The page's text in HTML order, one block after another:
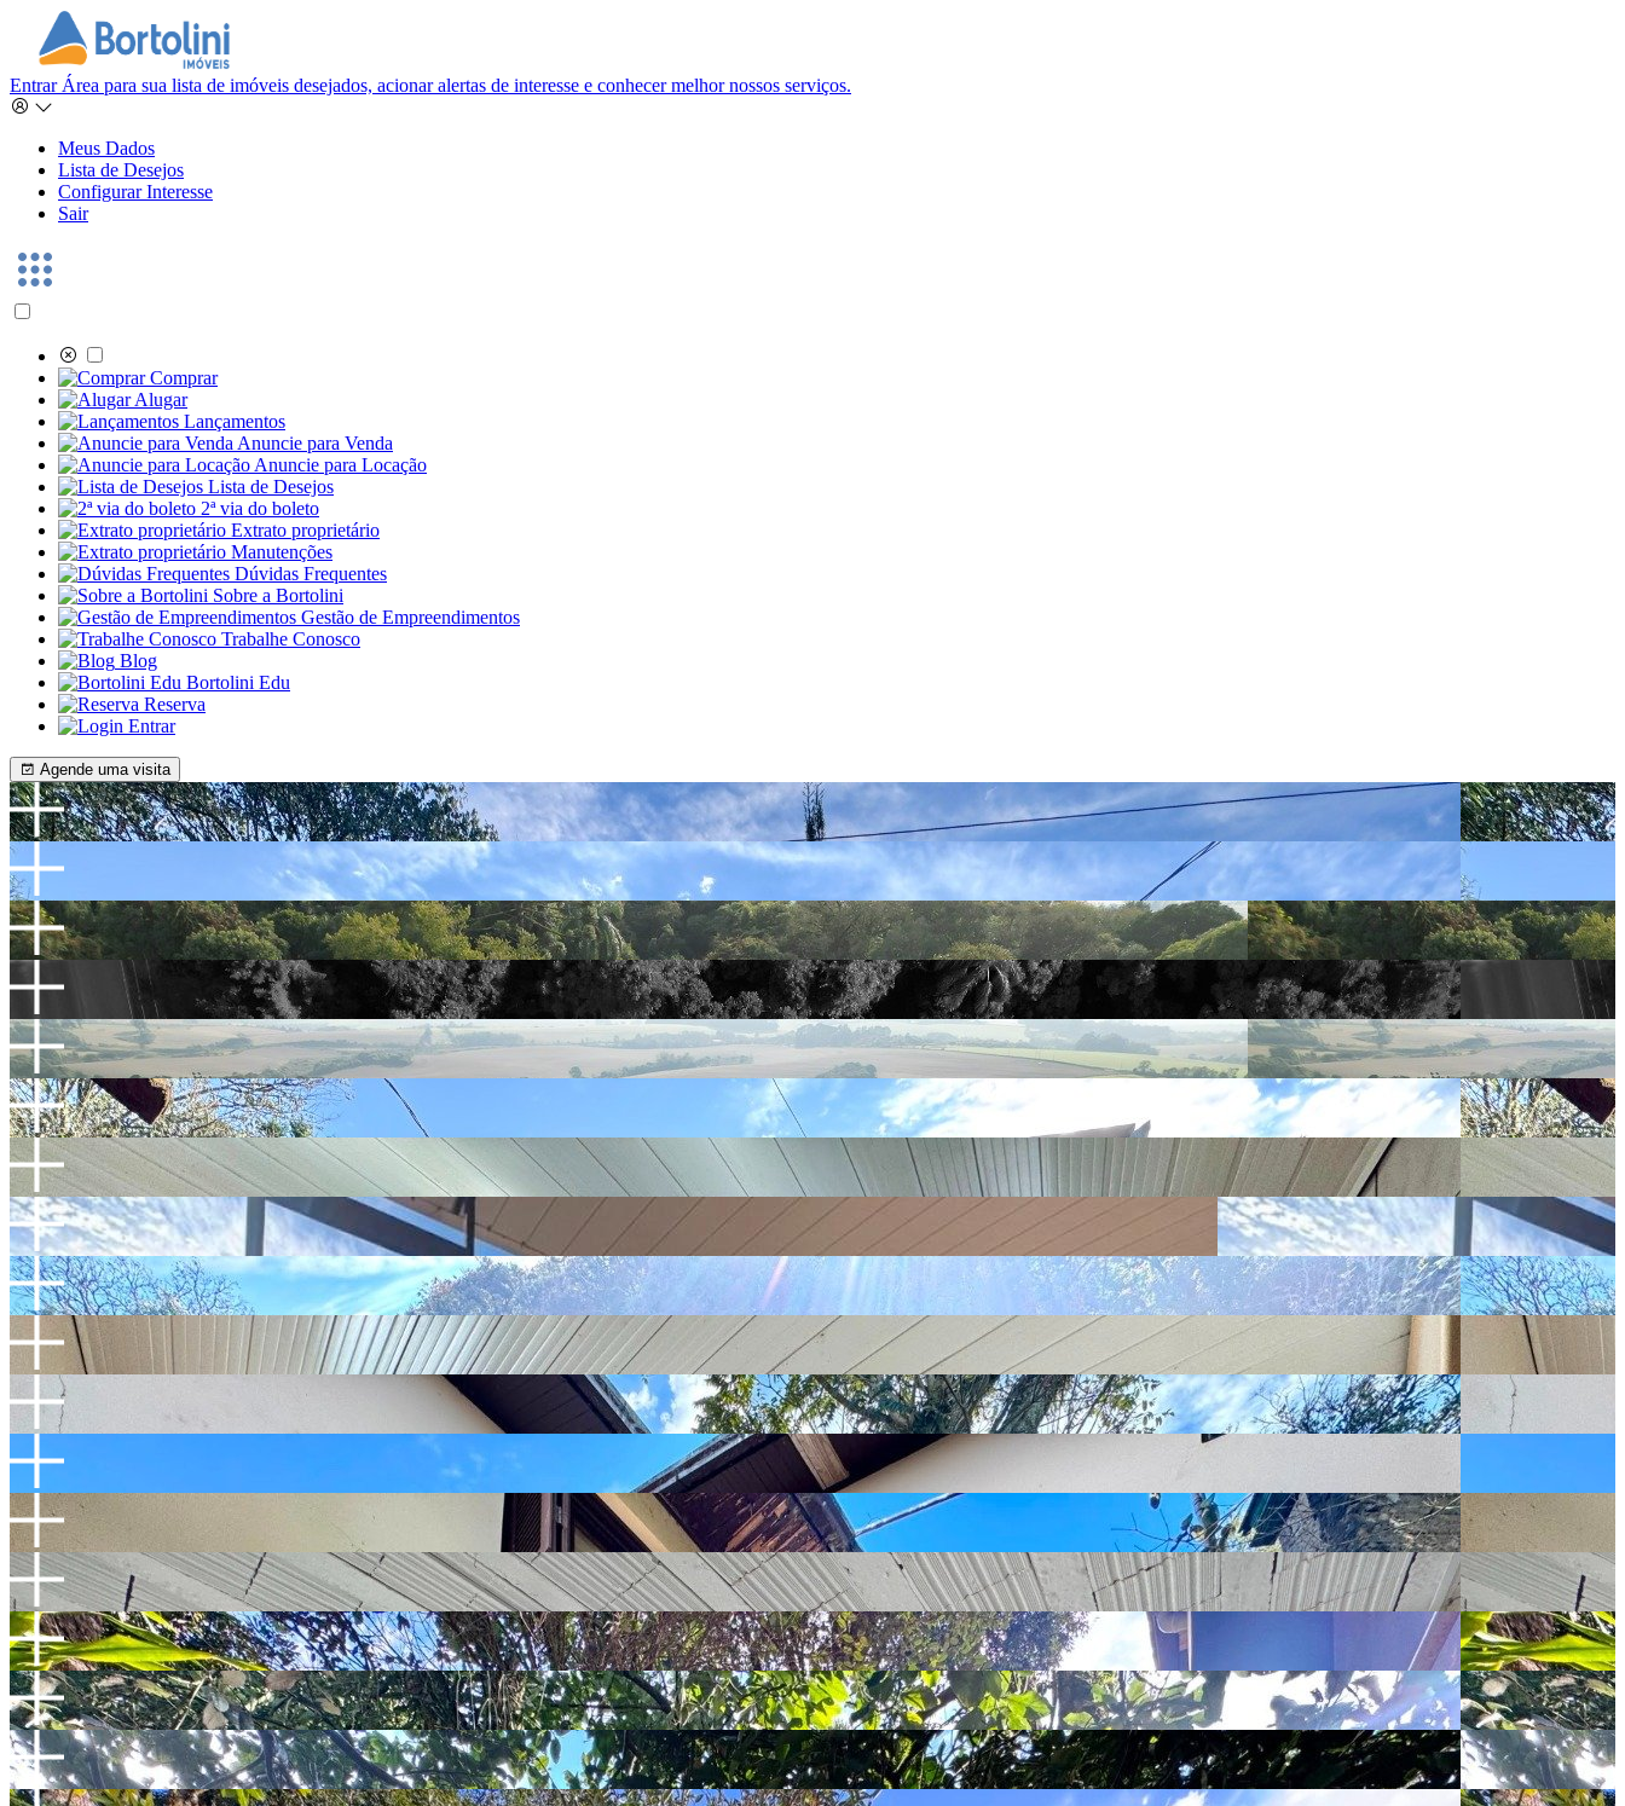
Entrar Área para sua lista de imóveis desejados, acionar alertas de interesse e conhecer melhor nossos serviços.
Meus Dados
Lista de Desejos
Configurar Interesse
Sair
Comprar
Alugar
Lançamentos
Anuncie para Venda
Anuncie para Locação
Lista de Desejos
2ª via do boleto
Extrato proprietário
Manutenções
Dúvidas Frequentes
Sobre a Bortolini
Gestão de Empreendimentos
Trabalhe Conosco
Blog
Bortolini Edu
Reserva
Entrar
Agende uma visita